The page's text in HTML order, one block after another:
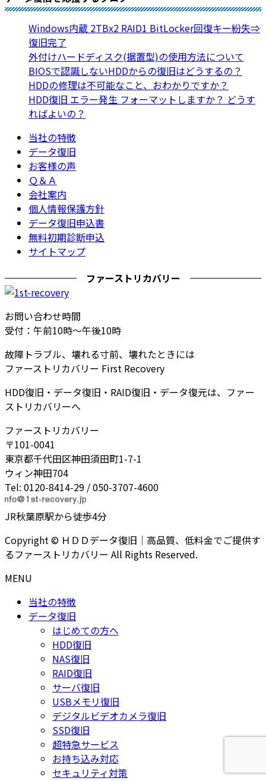
Windows内蔵 2TBx2 RAID1 BitLocker回復キー紛失⇒
復旧完了
外付けハードディスク(据置型)の使用方法について
BIOSで認識しないHDDからの復旧はどうするの？
HDDの修理は不可能なこと、おわかりですか？
HDD復旧 エラー発生 フォーマットしますか？ どうす
ればよいの？
当社の特徴
データ復旧
お客様の声
Ｑ＆Ａ
会社案内
個人情報保護方針
データ復旧申込書
無料初期診断申込
サイトマップ
ファーストリカバリー
お問い合わせ時間
受付：午前10時～午後10時
故障トラブル、壊れる寸前、壊れたときには
ファーストリカバリー First Recovery
HDD復旧・データ復旧・RAID復旧・データ復元は、ファー
ストリカバリーへ
ファーストリカバリー
〒101-0041
東京都千代田区神田須田町1-7-1
ウィン神田704
Tel: 0120-8414-29 / 050-3707-4600
JR秋葉原駅から徒歩4分
Copyright © ＨＤＤデータ復旧｜高品質、低料金でご提供す
るファーストリカバリー All Rights Reserved.
MENU
当社の特徴
データ復旧
はじめての方へ
HDD復旧
NAS復旧
RAID復旧
サーバ復旧
USBメモリ復旧
デジタルビデオカメラ復旧
SSD復旧
超特急サービス
お持ち込み対応
セキュリティ対策